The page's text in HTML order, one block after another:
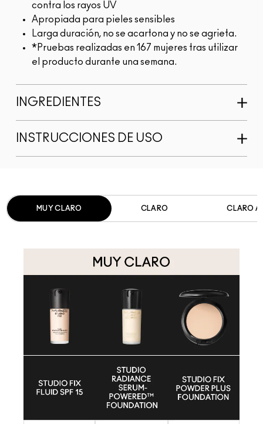
contra los rayos UV
Apropiada para pieles sensibles
Larga duración, no se acartona y no se agrieta.
*Pruebas realizadas en 167 mujeres tras utilizar
el producto durante una semana.
INGREDIENTES
INSTRUCCIONES DE USO
MUY CLARO​ CLARO​ CLARO A